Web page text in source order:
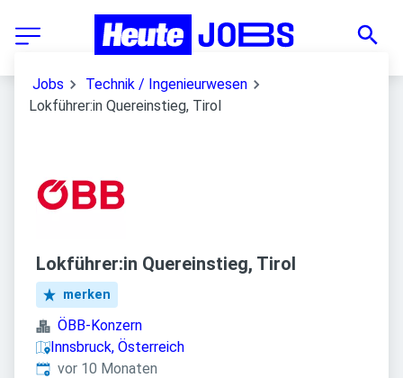
Jobs
Technik / Ingenieurwesen
Lokführer:in Quereinstieg, Tirol
Lokführer:in Quereinstieg, Tirol
merken
ÖBB-Konzern
Innsbruck, Österreich
Veröffentlicht:
vor 10 Monaten